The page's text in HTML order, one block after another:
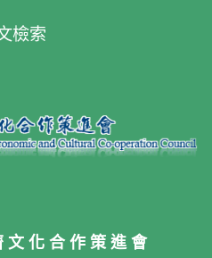
檢索
文化合作策進會